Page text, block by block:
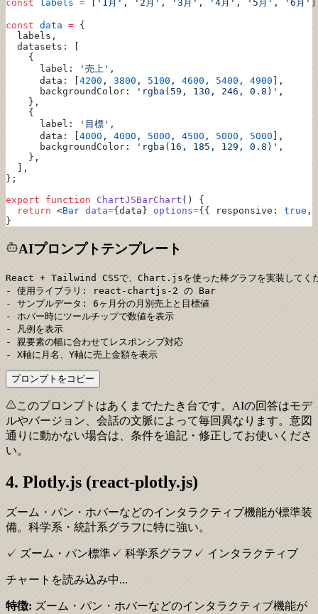
const labels = '1月' , '2月' , '3月' , '4月' , '5月' , '6月'
const data = {
  labels,
  datasets: [
    {
      label:
'売上' ,
      data: [
4200 , 3800 , 5100 , 4600 , 5400 , 4900 ],
      backgroundColor:
'rgba(59, 130, 246, 0.8)' ,
    },
    {
      label:
'目標' ,
      data: [
4000 , 4000 , 5000 , 4500 , 5000 , 5000 ],
      backgroundColor:
'rgba(16, 185, 129, 0.8)' ,
    },
  ],
};
export function ChartJSBarChart () {
  return
<Bar data={data} options={{ responsive: true ,
}
AIプロンプトテンプレート
React + Tailwind CSSで、Chart.jsを使った棒グラフを実装してく
- 使用ライブラリ: react-chartjs-2 の Bar
- サンプルデータ: 6ヶ月分の月別売上と目標値
- ホバー時にツールチップで数値を表示
- 凡例を表示
- 親要素の幅に合わせてレスポンシブ対応
- X軸に月名、Y軸に売上金額を表示
プロンプトをコピー
このプロンプトはあくまでたたき台です。AIの回答はモデ
ルやバージョン、会話の文脈によって毎回異なります。意図
通りに動かない場合は、条件を追記・修正してお使いくださ
い。
4. Plotly.js (react-plotly.js)
ズーム・パン・ホバーなどのインタラクティブ機能が標準装
備。科学系・統計系グラフに特に強い。
✓ ズーム・パン標準✓ 科学系グラフ ✓ インタラクティブ
チャートを読み込み中...
特徴: ズーム・パン・ホバーなどのインタラクティブ機能が